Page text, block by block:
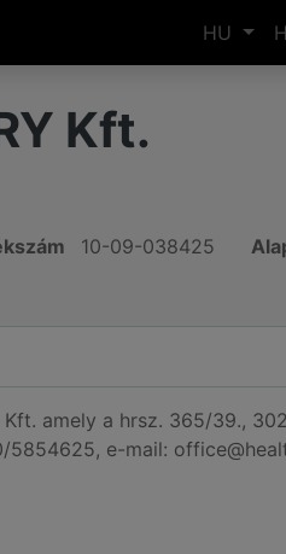
HU
Kft.
10-09-038425
amely a hrsz. 365/39.,
e-mail: